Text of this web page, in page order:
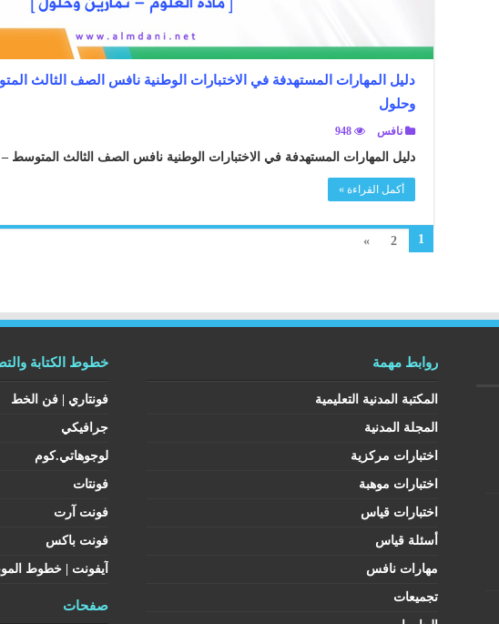
دليل المهارات المستهدفة في الاختبارات الوطنية نافس الصف الثالث
وحلول
نافس 948
دليل المهارات المستهدفة في الاختبارات الوطنية نافس الصف الثالث المتوسط
أكمل القراءة »
1
2
»
روابط مهمة
المكتبة المدنية التعليمية
المجلة المدنية
اختبارات مركزية
اختبارات موهبة
اختبارات قياس
أسئلة قياس
مهارات نافس
تجميعات
خطوط الكتابة
فونتاري | فن الخط
جرافيكي
لوجوهاتي.كوم
فونتات
فونت آرت
فونت باكس
آيفونت | خطوط
صفحات